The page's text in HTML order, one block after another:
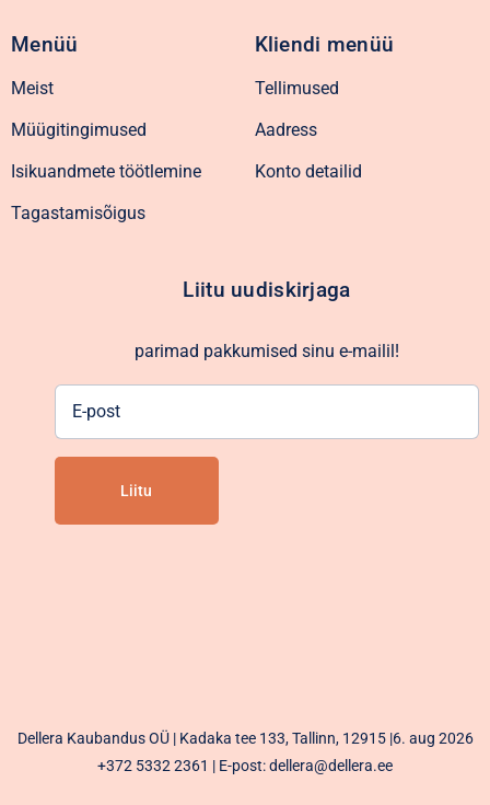
Menüü
Meist
Müügitingimused
Isikuandmete töötlemine
Tagastamisõigus
Kliendi menüü
Tellimused
Aadress
Konto detailid
Liitu uudiskirjaga
parimad pakkumised sinu e-mailil!
Dellera Kaubandus OÜ | Kadaka tee 133, Tallinn, 12915 |6. aug 2026
+372 5332 2361 | E-post: dellera@dellera.ee